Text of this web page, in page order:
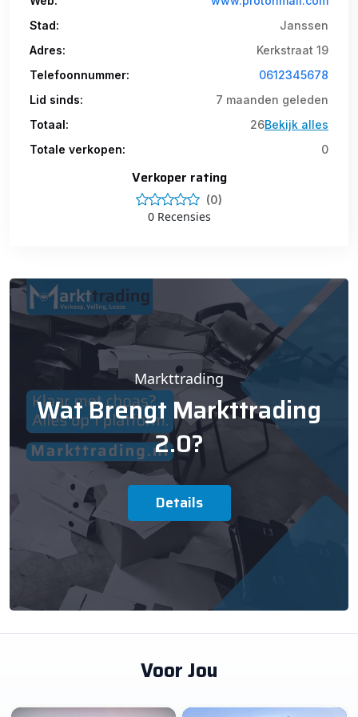
Stad:
Janssen
Adres:
Kerkstraat 19
Telefoonnummer:
0612345678
Lid sinds:
7 maanden geleden
Totaal:
26Bekijk alles
Totale verkopen:
0
Verkoper rating
(0)
0 Recensies
Markttrading
Wat Brengt Markttrading
2.0?
Details
Voor Jou